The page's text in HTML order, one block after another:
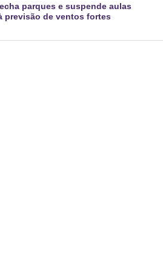
parques e suspende aulas
previsão de ventos fortes